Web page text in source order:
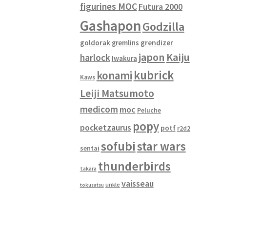
figurines MOCFutura 2000
GashaponGodzilla
goldorak gremlins grendizer
harlock Iwakura japon Kaiju
Kaws konami kubrick
Leiji Matsumoto
medicom moc Peluche
pocketzaurus popy potf r2d2
sentai sofubistar wars
takara thunderbirds
tokusatsu unkle vaisseau